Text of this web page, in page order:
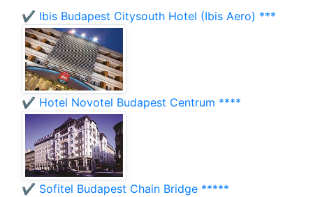
✔️ Ibis Budapest Citysouth Hotel (Ibis Aero) ***
✔️ Hotel Novotel Budapest Centrum ****
✔️ Sofitel Budapest Chain Bridge *****